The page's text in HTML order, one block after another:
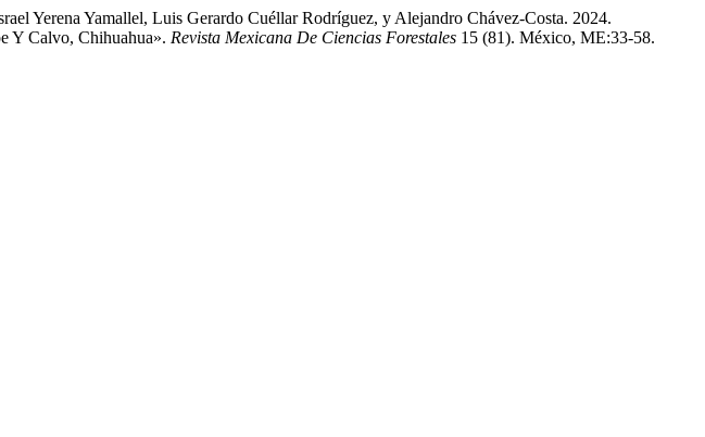
Yerena Yamallel, Luis Gerardo Cuéllar Rodríguez, y Alejandro Chávez-Costa. 2024.
Y Calvo, Chihuahua». Revista Mexicana De Ciencias Forestales 15 (81). México, ME:33-58.